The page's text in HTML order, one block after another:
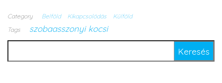
Category Belföld Kikapcsolódás
Külföld
Tags
szobaasszonyi kocsi